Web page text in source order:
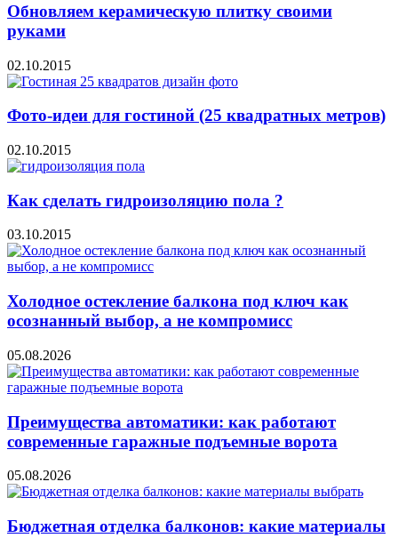
Обновляем керамическую плитку своими
руками
02.10.2015
Фото-идеи для гостиной (25 квадратных метров)
02.10.2015
Как сделать гидроизоляцию пола ?
03.10.2015
Холодное остекление балкона под ключ как
осознанный выбор, а не компромисс
05.08.2026
Преимущества автоматики: как работают
современные гаражные подъемные ворота
05.08.2026
Бюджетная отделка балконов: какие материалы